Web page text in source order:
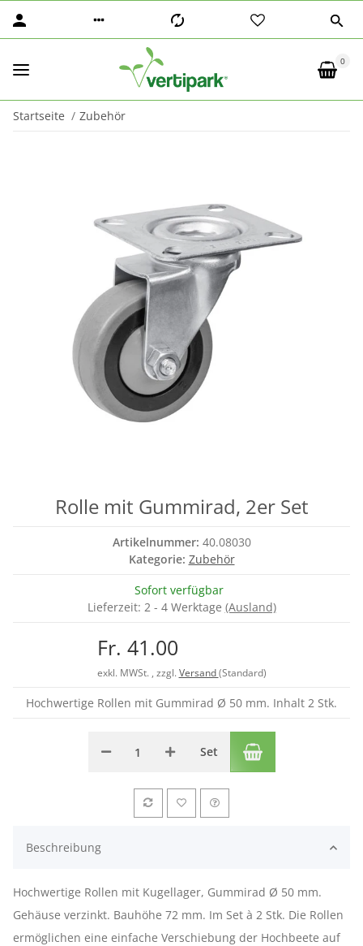
0
Startseite Zubehör
Rolle mit Gummirad, 2er Set
Artikelnummer: 40.08030
Kategorie: Zubehör
Sofort verfügbar
Lieferzeit: 2 - 4 Werktage (Ausland)
Fr. 41.00
exkl. MWSt. , zzgl. Versand(Standard)
Hochwertige Rollen mit Gummirad Ø 50 mm. Inhalt 2 Stk.
Set
Beschreibung
Hochwertige Rollen mit Kugellager, Gummirad Ø 50 mm.
Gehäuse verzinkt. Bauhöhe 72 mm. Im Set à 2 Stk. Die Rollen
ermöglichen eine einfache Verschiebung der Hochbeete auf